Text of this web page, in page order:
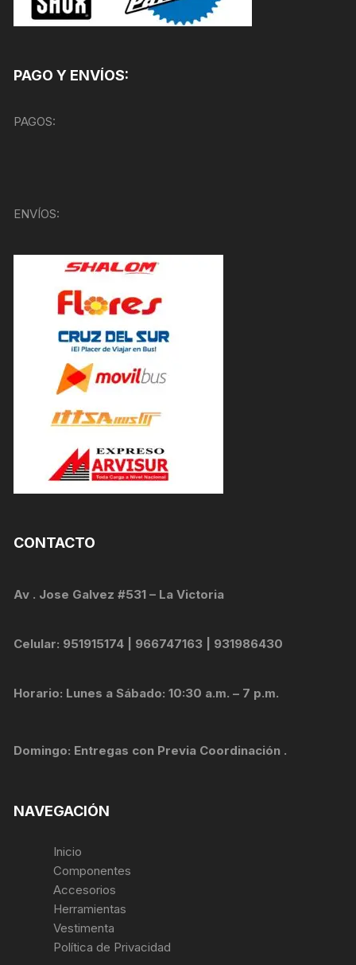
PAGO Y ENVÍOS:
PAGOS:
ENVÍOS:
CONTACTO
Av . Jose Galvez #531 – La Victoria
Celular: 951915174 | 966747163 | 931986430
Horario: Lunes a Sábado: 10:30 a.m. – 7 p.m.
Domingo: Entregas con Previa Coordinación .
NAVEGACIÓN
Inicio
Componentes
Accesorios
Herramientas
Vestimenta
Política de Privacidad